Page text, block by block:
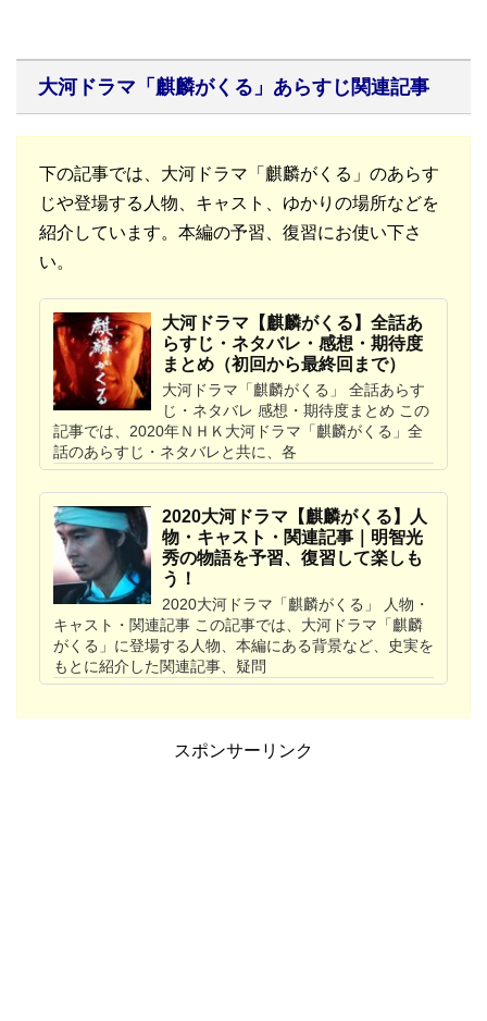
大河ドラマ「麒麟がくる」あらすじ関連記事
下の記事では、大河ドラマ「麒麟がくる」のあらす
じや登場する人物、キャスト、ゆかりの場所などを
紹介しています。本編の予習、復習にお使い下さ
い。
大河ドラマ【麒麟がくる】全話あ
らすじ・ネタバレ・感想・期待度
まとめ（初回から最終回まで）
大河ドラマ「麒麟がくる」 全話あらす
じ・ネタバレ 感想・期待度まとめ この
記事では、2020年ＮＨＫ大河ドラマ「麒麟がくる」全
話のあらすじ・ネタバレと共に、各
2020大河ドラマ【麒麟がくる】人
物・キャスト・関連記事｜明智光
秀の物語を予習、復習して楽しも
う！
2020大河ドラマ「麒麟がくる」 人物・
キャスト・関連記事 この記事では、大河ドラマ「麒麟
がくる」に登場する人物、本編にある背景など、史実を
もとに紹介した関連記事、疑問
スポンサーリンク